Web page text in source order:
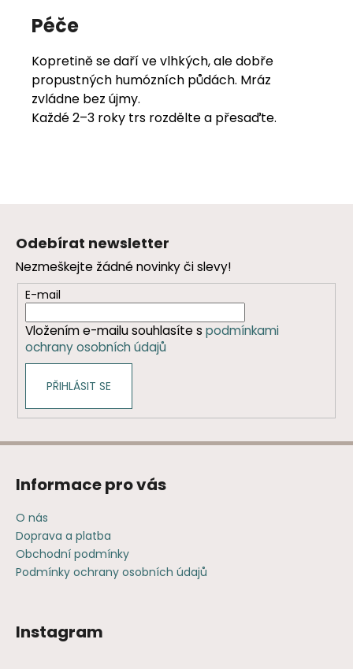
Péče
Kopretině se daří ve vlhkých, ale dobře
propustných humózních půdách. Mráz
zvládne bez újmy.
Každé 2–3 roky trs rozdělte a přesaďte.
Odebírat newsletter
Nezmeškejte žádné novinky či slevy!
E-mail
Vložením e-mailu souhlasíte s podmínkami
ochrany osobních údajů
PŘIHLÁSIT SE
Informace pro vás
O nás
Doprava a platba
Obchodní podmínky
Podmínky ochrany osobních údajů
Instagram